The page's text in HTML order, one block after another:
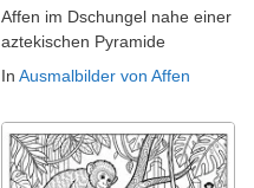
Affen im Dschungel nahe einer
aztekischen Pyramide
In Ausmalbilder von Affen